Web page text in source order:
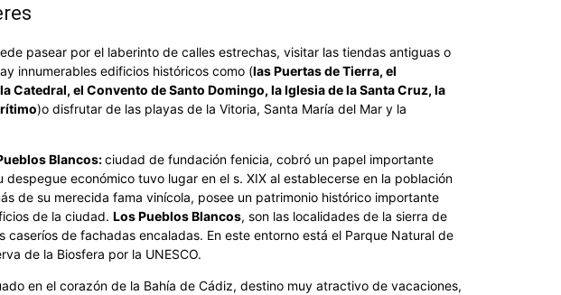
pasear por el laberinto de calles estrechas, visitar las tiendas antiguas o
innumerables edificios históricos como (las Puertas de Tierra, el
Catedral, el Convento de Santo Domingo, la Iglesia de la Santa Cruz, la
)o disfrutar de las playas de la Vitoria, Santa María del Mar y la
Blancos:ciudad de fundación fenicia, cobró un papel importante
despegue económico tuvo lugar en el s. XIX al establecerse en la población
de su merecida fama vinícola, posee un patrimonio histórico importante
de la ciudad. Los Pueblos Blancos, son las localidades de la sierra de
caseríos de fachadas encaladas. En este entorno está el Parque Natural de
de la Biosfera por la UNESCO.
en el corazón de la Bahía de Cádiz, destino muy atractivo de vacaciones,